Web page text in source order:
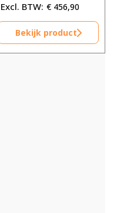
€ 456,90
Bekijk product